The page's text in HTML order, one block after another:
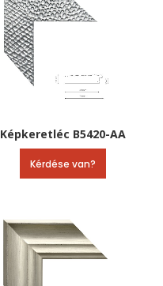
Képkeretléc B5420-AA
Kérdése van?